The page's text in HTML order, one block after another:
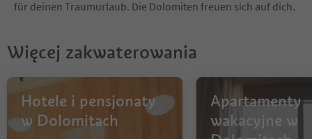
11
13
14
16
19
für deinen Traumurlaub. Die Dolomiten freuen sich auf dich.
Więcej zakwaterowania
Hotele i pensjonaty
w Dolomitach
Apartamenty
wakacyjne w